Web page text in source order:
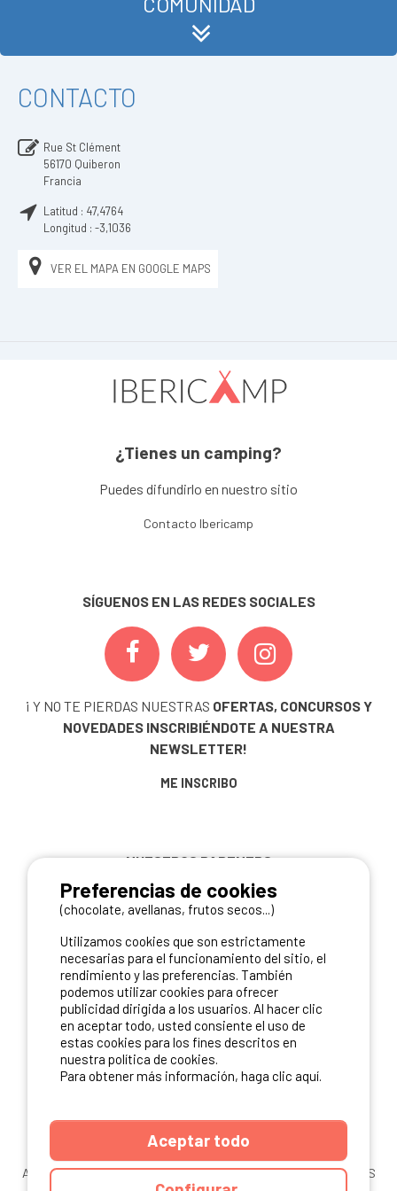
CONTACTO
Rue St Clément
56170 Quiberon
Francia
Latitud : 47,4764
Longitud : -3,1036
VER EL MAPA EN GOOGLE MAPS
¿Tienes un camping?
Puedes difundirlo en nuestro sitio
Contacto Ibericamp
SÍGUENOS EN LAS REDES SOCIALES
¡ Y NO TE PIERDAS NUESTRAS OFERTAS, CONCURSOS Y
NOVEDADES INSCRIBIÉNDOTE A NUESTRA
NEWSLETTER!
ME INSCRIBO
NUESTROS PARTNERS
ANUARIO CGU DEL SITIO MENCIONES LEGALES
COOKIES
Preferencias de cookies
(chocolate, avellanas, frutos secos...)
Utilizamos cookies que son estrictamente
necesarias para el funcionamiento del sitio, el
rendimiento y las preferencias. También
podemos utilizar cookies para ofrecer
publicidad dirigida a los usuarios. Al hacer clic
en aceptar todo, usted consiente el uso de
estas cookies para los fines descritos en
nuestra política de cookies.
Para obtener más información, haga clic aquí.
Aceptar todo